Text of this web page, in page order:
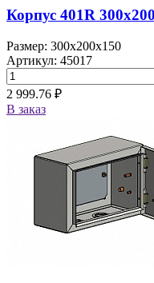
Корпус 401R
Размер: 300x200x150
Артикул: 45017
2 999.76 ₽
В заказ